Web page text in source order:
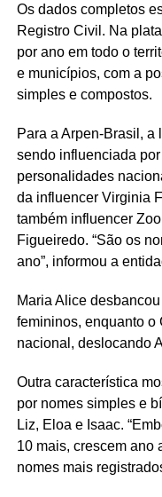
Os dados completos
Registro Civil. Na
por ano em todo o
e municípios, com a
simples e compostos.
Para a Arpen-Brasil, a
sendo influenciada
personalidades
da influencer Virginia
também influencer
Figueiredo. “São os
ano”, informou a
Maria Alice
femininos, enquanto o
nacional, deslocando
Outra característica
por nomes simples e
Liz, Eloa e Isaac.
10 mais, crescem ano
nomes mais